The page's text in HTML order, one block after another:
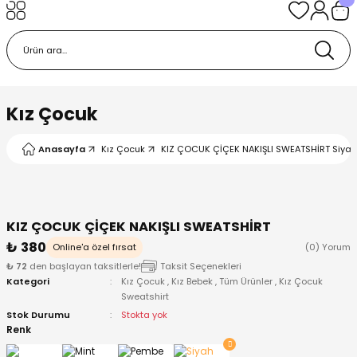
Kız Çocuk
Anasayfa Kız Çocuk KIZ ÇOCUK ÇİÇEK NAKIŞLI SWEATSHİRT
KIZ ÇOCUK ÇİÇEK NAKIŞLI SWEATSHİRT
₺ 380
Online'a özel fırsat
(0) Yorum
₺ 72 den başlayan taksitlerle!
Taksit Seçenekleri
Kategori
Kız Çocuk , Kız Bebek ,Tüm Ürünler , Kız Çocuk
Sweatshirt
Stok Durumu
Stokta yok
Renk
Body
Bere ve Eldiven
Body
ve Patik
Çıkışı ve Zıbın Seti
Ürünleri